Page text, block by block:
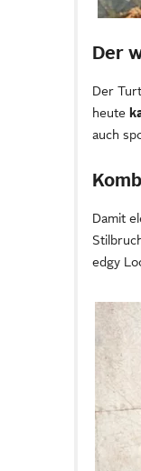
Der
Der
heute
auch
Damit
edgy